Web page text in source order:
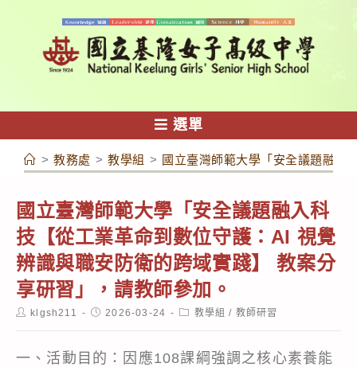
容
選單
> 教務處 > 教學組 > 國立臺灣師範大學「安全議題融入
國立臺灣師範大學「安全議題融入科
技【從工業革命到數位守護：AI 視覺
辨識與職安防衛的跨域實踐】 教案分
享研習」，請教師參加。
Postklgsh211
Post2026-03-24
Post教學組 / 教師研習
一、活動目的：因應108課綱強調之核心素養能